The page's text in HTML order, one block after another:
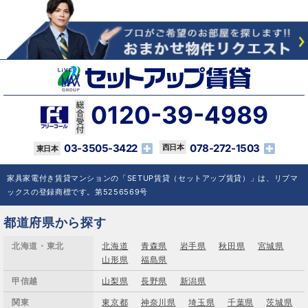
0120-39-4989
03-3505-3422 078-272-1503
家具家電付き賃貸マンションの「SETUP賃貸（セットアップ賃貸）」は、リブマ
ックスの登録商標です。第5256569号
都道府県から探す
北海道・東北 北海道 青森県 岩手県 秋田県
宮城県
山形県
福島県
甲信越 山梨県 長野県 新潟県
関東 東京都 神奈川県 埼玉県 千葉県 茨城県